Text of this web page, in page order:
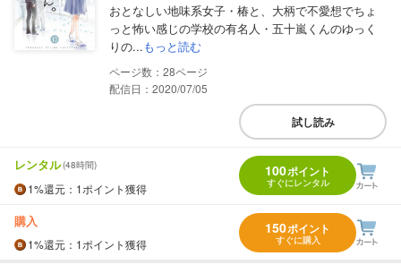
おとなしい地味系女子・椿と、大柄で不愛想でちょ
っと怖い感じの学校の有名人・五十嵐くんのゆっく
りの...もっと読む
28
配信日：2020/07/05
試し読み
レンタル(48時間)
1%還元 ：1ポイント獲得
100ポイント
すぐにレンタル
購入
1%還元 ：1ポイント獲得
150ポイント
すぐに購入